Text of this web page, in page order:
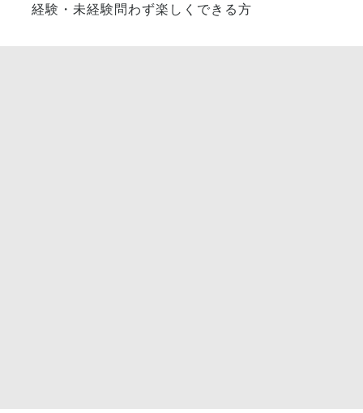
経験・未経験問わず楽しくできる方